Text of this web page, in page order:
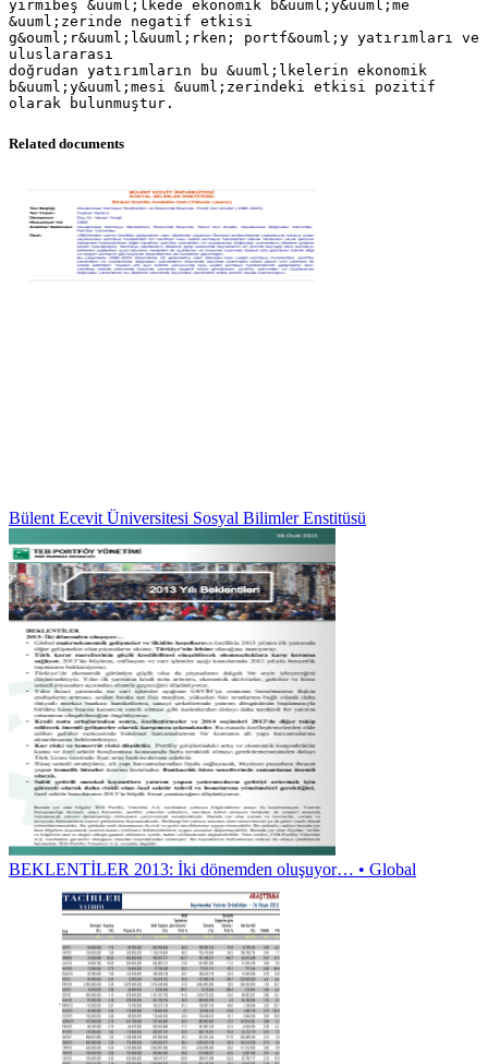
yirmibeş &uuml;lkede ekonomik b&uuml;y&uuml;me
&uuml;zerinde negatif etkisi
g&ouml;r&uuml;l&uuml;rken; portf&ouml;y yatırımları ve
uluslararası
doğrudan yatırımların bu &uuml;lkelerin ekonomik
b&uuml;y&uuml;mesi &uuml;zerindeki etkisi pozitif
Related documents
Bülent Ecevit Üniversitesi Sosyal Bilimler Enstitüsü
BEKLENTİLER 2013: İki dönemden oluşuyor… • Global